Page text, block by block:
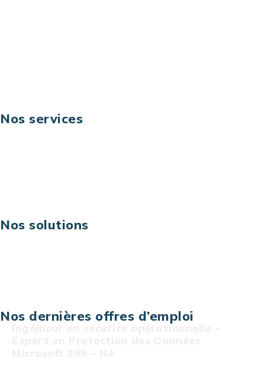
Nos services
Nos solutions
Nos dernières offres d’emploi
Ingénieur en sécurité opérationnelle –